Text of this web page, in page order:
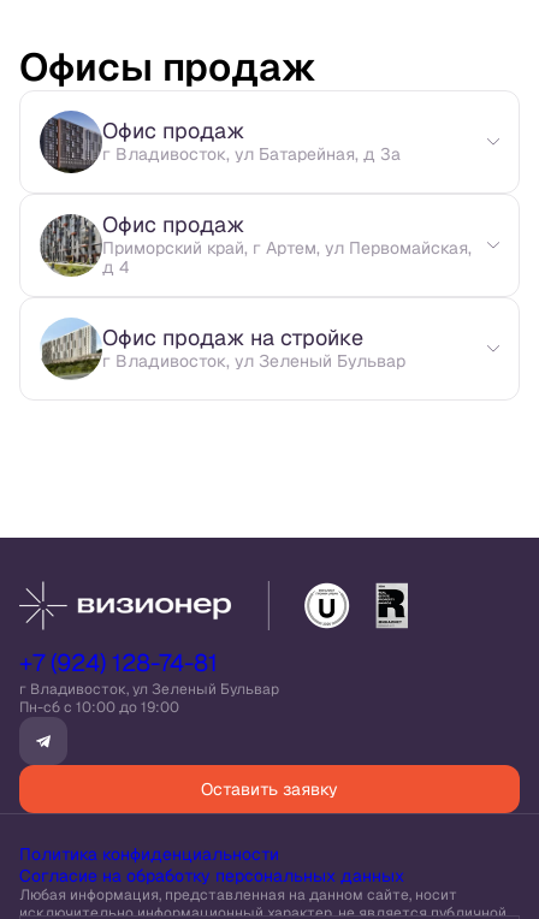
Офисы продаж
Офис продаж
г Владивосток, ул Батарейная, д 3а
Офис продаж
Приморский край, г Артем, ул Первомайская,
д 4
Офис продаж на стройке
г Владивосток, ул Зеленый Бульвар
+7 (924) 128-74-81
г Владивосток, ул Зеленый Бульвар
Пн-сб c 10:00 до 19:00
Оставить заявку
Политика конфиденциальности
Согласие на обработку персональных данных
Любая информация, представленная на данном сайте, носит
исключительно информационный характер, не является публичной